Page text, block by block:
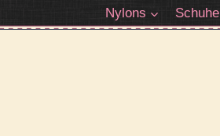
Nylons Schuhe